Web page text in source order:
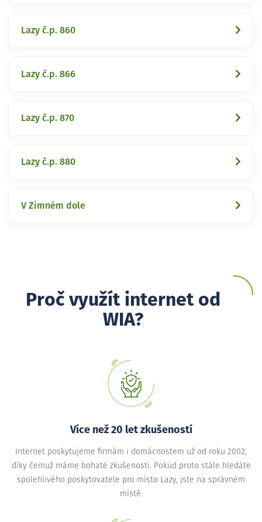
Lazy č.p. 860
Lazy č.p. 866
Lazy č.p. 870
Lazy č.p. 880
V Zimném dole
Proč využít internet od
WIA?
Více než 20 let zkušeností
Internet poskytujeme firmám i domácnostem už od roku 2002,
díky čemuž máme bohaté zkušenosti. Pokud proto stále hledáte
spolehlivého poskytovatele pro místo Lazy, jste na správném
místě.